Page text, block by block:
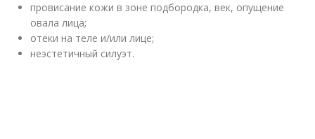
провисание кожи в зоне подбородка, век, опущение
овала лица;
отеки на теле и/или лице;
неэстетичный силуэт.